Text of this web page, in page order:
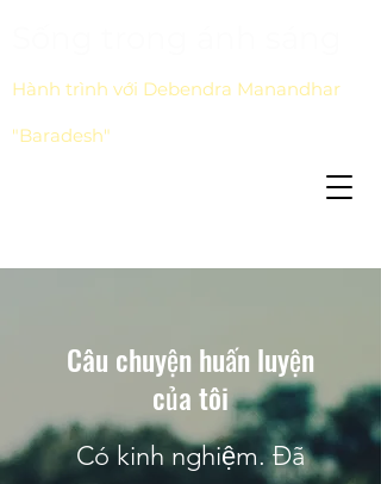
Hành trình với Debendra Manandhar
"Baradesh"
Câu chuyện huấn luyện
của tôi
Có kinh nghiệm. Đã